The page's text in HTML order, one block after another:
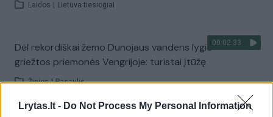
Lrytas.lt - Do Not Process My Personal Information
Laidos Lietuva tiesiogiai
00:02:33
Dėl rekordiškai žemo Dunojaus vandens lygio –
griežtos priemonės Vengrijoje: turistai įtūžę
Žinios | Pasaulis